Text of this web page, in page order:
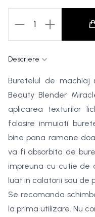
1
Descriere
Buretelul de machiaj
Beauty Blender
aplicarea texturilor
folosire inmuiati
bine pana ramane
va fi absorbita de
impreuna cu cutie de
luat in calatorii sau de
Se recomanda
la prima utilizare. Nu